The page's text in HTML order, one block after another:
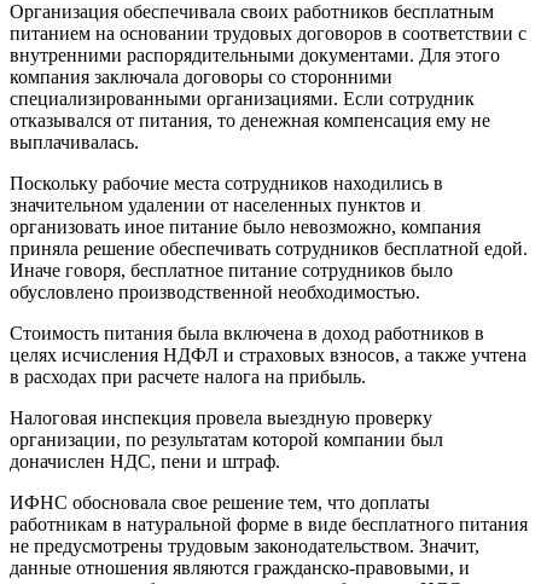
Организация обеспечивала своих работников бесплатным
питанием на основании трудовых договоров в соответствии с
внутренними распорядительными документами. Для этого
компания заключала договоры со сторонними
специализированными организациями. Если сотрудник
отказывался от питания, то денежная компенсация ему не
выплачивалась.
Поскольку рабочие места сотрудников находились в
значительном удалении от населенных пунктов и
организовать иное питание было невозможно, компания
приняла решение обеспечивать сотрудников бесплатной едой.
Иначе говоря, бесплатное питание сотрудников было
обусловлено производственной необходимостью.
Стоимость питания была включена в доход работников в
целях исчисления НДФЛ и страховых взносов, а также учтена
в расходах при расчете налога на прибыль.
Налоговая инспекция провела выездную проверку
организации, по результатам которой компании был
доначислен НДС, пени и штраф.
ИФНС обосновала свое решение тем, что доплаты
работникам в натуральной форме в виде бесплатного питания
не предусмотрены трудовым законодательством. Значит,
данные отношения являются гражданско-правовыми, и